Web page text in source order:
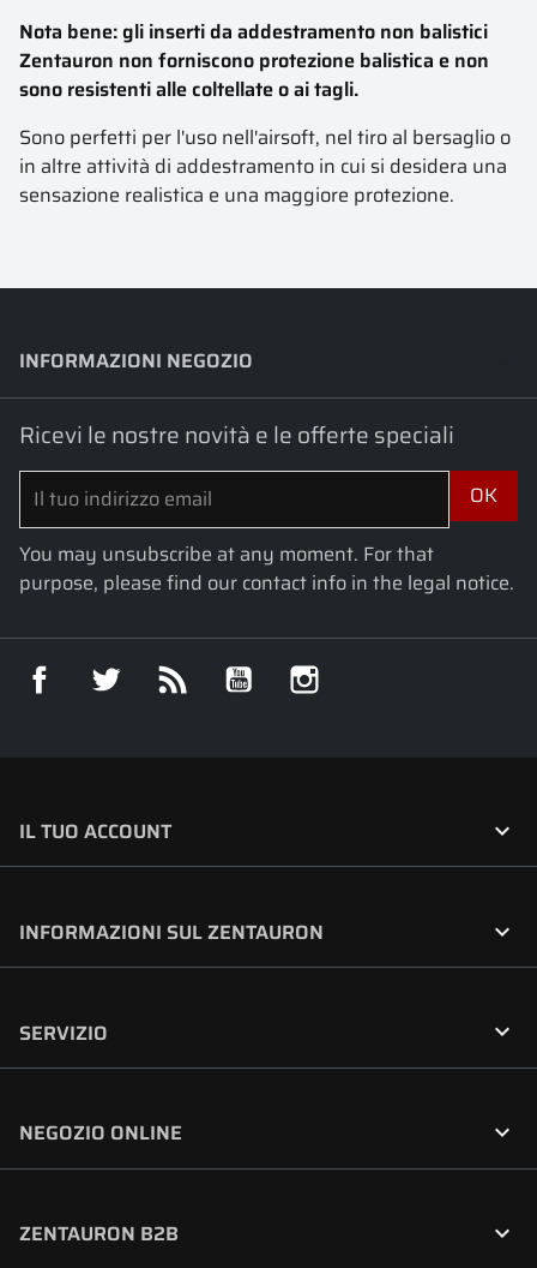
Nota bene: gli inserti da addestramento non balistici
Zentauron non forniscono protezione balistica e non
sono resistenti alle coltellate o ai tagli.
Sono perfetti per l'uso nell'airsoft, nel tiro al bersaglio o
in altre attività di addestramento in cui si desidera una
sensazione realistica e una maggiore protezione.
INFORMAZIONI NEGOZIO
Ricevi le nostre novità e le offerte speciali
You may unsubscribe at any moment. For that
purpose, please find our contact info in the legal notice.
Facebook Twitter YouTube
IL TUO ACCOUNT 
INFORMAZIONI SUL ZENTAURON 
SERVIZIO 
NEGOZIO ONLINE 
ZENTAURON B2B 